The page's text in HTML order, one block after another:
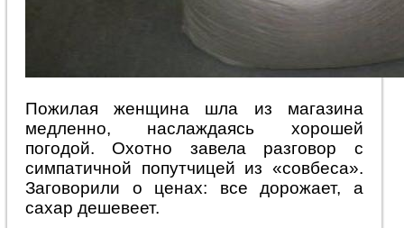
Пожилая женщина шла из магазина
медленно, наслаждаясь хорошей
погодой. Охотно завела разговор с
симпатичной попутчицей из «совбеса».
Заговорили о ценах: все дорожает, а
сахар дешевеет.